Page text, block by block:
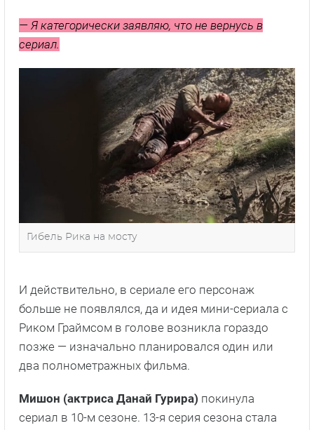
— Я категорически заявляю, что не вернусь в
сериал.
Гибель Рика на мосту
И действительно, в сериале его персонаж
больше не появлялся, да и идея мини-сериала с
Риком Граймсом в голове возникла гораздо
позже — изначально планировался один или
два полнометражных фильма.
Мишон (актриса Данай Гурира) покинула
сериал в 10-м сезоне. 13-я серия сезона стала